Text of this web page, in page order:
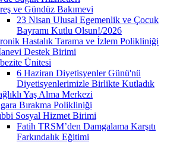
ve Gündüz Bakımevi
23 Nisan Ulusal Egemenlik ve Çocuk
Bayramı Kutlu Olsun!/2026
Hastalık Tarama ve İzlem Polikliniği
Destek Birimi
Ünitesi
6 Haziran Diyetisyenler Günü'nü
Diyetisyenlerimizle Birlikte Kutladık
Yaş Alma Merkezi
Bırakma Polikliniği
Sosyal Hizmet Birimi
Fatih TRSM’den Damgalama Karşıtı
Farkındalık Eğitimi